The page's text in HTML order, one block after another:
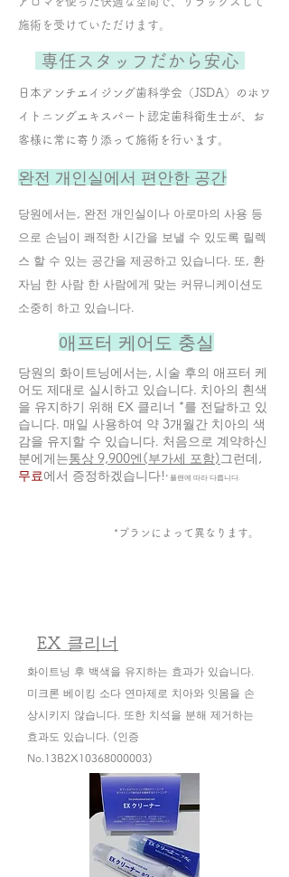
施術を受けていただけます。
​専任スタッフだから安心
​日本アンチエイジング歯科学会（JSDA）のホワ
イトニングエキスパート認定歯科衛生士が、お
客様に常に寄り添って施術を行います。
​완전 개인실에서 편안한 공간
당원에서는, 완전 개인실이나 아로마의 사용 등
으로 손님이 쾌적한 시간을 보낼 수 있도록 릴렉
스 할 수 있는 공간을 제공하고 있습니다. 또, 환
자님 한 사람 한 사람에게 맞는 커뮤니케이션도
소중히 하고 있습니다.
애프터 케어도 충실
당원의 화이트닝에서는, 시술 후의 애프터 케
어도 제대로 실시하고 있습니다. 치아의 흰색
을 유지하기 위해 EX 클리너 *를 전달하고 있
습니다. 매일 사용하여 약 3개월간 치아의 색
감을 유지할 수 있습니다. 처음으로 계약하신
분에게는통상 9,900엔(부가세 포함) 그런데,
무료 에서 증정하겠습니다! * 플랜에 따라 다릅니다.
​*プランによって異なります。
EX 클리너
화이트닝 후 백색을 유지하는 효과가 있습니다.
미크론 베이킹 소다 연마제로 치아와 잇몸을 손
상시키지 않습니다. 또한 치석을 분해 제거하는
효과도 있습니다. (인증
No.13B2X10368000003)